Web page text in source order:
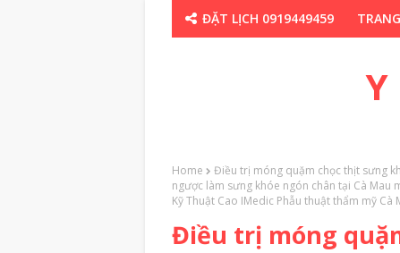
ĐẶT LỊCH 0919449459
Home
Điều trị móng quặm chọc thịt sưng
ngược làm sưng khóe ngón chân tại Cà Mau
Kỹ Thuật Cao IMedic Phẫu thuật thẩm mỹ Cà
Điều trị móng